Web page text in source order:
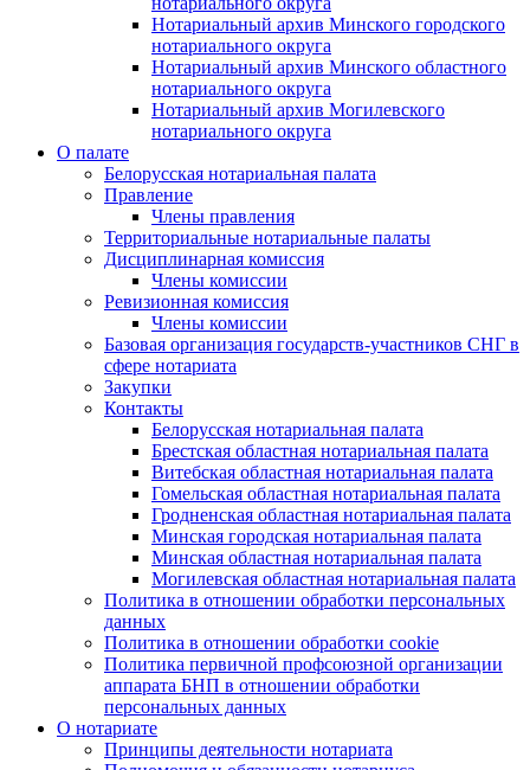
Нотариальный архив Минского городского
нотариального округа
Нотариальный архив Минского областного
нотариального округа
Нотариальный архив Могилевского
нотариального округа
О палате
Белорусская нотариальная палата
Правление
Члены правления
Территориальные нотариальные палаты
Дисциплинарная комиссия
Члены комиссии
Ревизионная комиссия
Члены комиссии
Базовая организация государств-участников СНГ в
сфере нотариата
Закупки
Контакты
Белорусская нотариальная палата
Брестская областная нотариальная палата
Витебская областная нотариальная палата
Гомельская областная нотариальная палата
Гродненская областная нотариальная палата
Минская городская нотариальная палата
Минская областная нотариальная палата
Могилевская областная нотариальная палата
Политика в отношении обработки персональных
данных
Политика в отношении обработки cookie
Политика первичной профсоюзной организации
аппарата БНП в отношении обработки
персональных данных
О нотариате
Принципы деятельности нотариата